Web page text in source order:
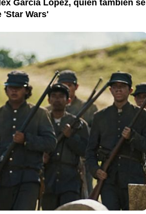
García López, quien también se
'Star Wars'